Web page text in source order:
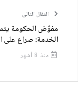
المقال التالي
مفوّض الحكومة
الخدمة: صراع على
منذ 8 أشهر